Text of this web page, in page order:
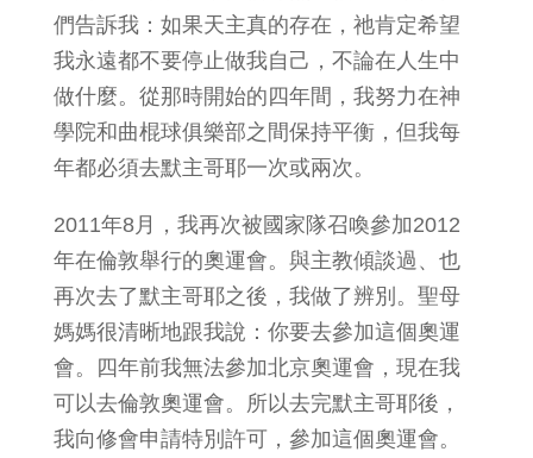
們告訴我：如果天主真的存在，祂肯定希望
我永遠都不要停止做我自己，不論在人生中
做什麼。從那時開始的四年間，我努力在神
學院和曲棍球俱樂部之間保持平衡，但我每
年都必須去默主哥耶一次或兩次。
2011年8月，我再次被國家隊召喚參加2012
年在倫敦舉行的奧運會。與主教傾談過、也
再次去了默主哥耶之後，我做了辨別。聖母
媽媽很清晰地跟我說：你要去參加這個奧運
會。四年前我無法參加北京奧運會，現在我
可以去倫敦奧運會。所以去完默主哥耶後，
我向修會申請特別許可，參加這個奧運會。